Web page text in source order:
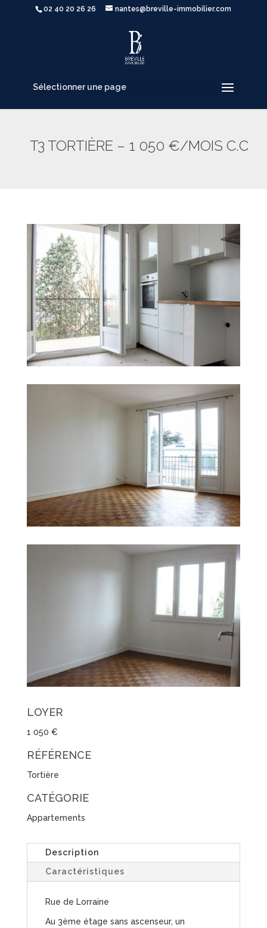
02 40 20 26 26 nantes@breville-immobilier.com
Sélectionner une page
T3 TORTIÈRE – 1 050 €/MOIS C.C
LOYER
1 050 €
RÉFÉRENCE
Tortière
CATÉGORIE
Appartements
Description
Caractéristiques
Rue de Lorraine
Au 3ème étage sans ascenseur, un